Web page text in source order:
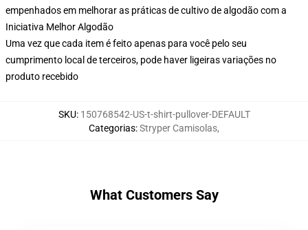
empenhados em melhorar as práticas de cultivo de algodão com a
Iniciativa Melhor Algodão
Uma vez que cada item é feito apenas para você pelo seu
cumprimento local de terceiros, pode haver ligeiras variações no
produto recebido
SKU: 150768542-US-t-shirt-pullover-DEFAULT
Categorias:Stryper Camisolas,
What Customers Say